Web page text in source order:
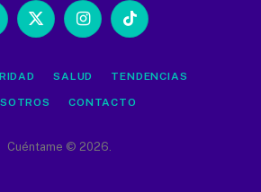
X
InstagramTikTok
SALUD TENDENCIAS
CONTACTO
Cuéntame © 2026.